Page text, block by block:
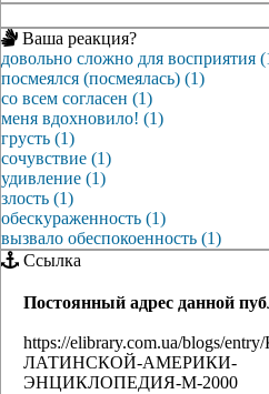
Ваша реакция?
довольно сложно для восприятия
посмеялся (посмеялась) (1)
со всем согласен (1)
меня вдохновило! (1)
грусть (1)
сочувствие (1)
удивление (1)
злость (1)
обескураженность (1)
вызвало обеспокоенность (1)
Ссылка
Постоянный адрес данной
https://elibrary.com.ua/blogs/
ЛАТИНСКОЙ-АМЕРИКИ-
ЭНЦИКЛОПЕДИЯ-М-2000